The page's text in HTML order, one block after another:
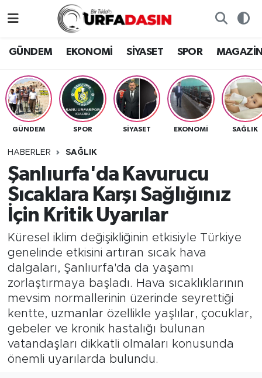
GÜNDEM EKONOMİ SİYASET SPOR
GÜNDEM SPOR SİYASET EKONOMİ SAĞLIK
HABERLER SAĞLIK
Şanlıurfa'da Kavurucu
Sıcaklara Karşı Sağlığınız
İçin Kritik Uyarılar
Küresel iklim değişikliğinin etkisiyle Türkiye
genelinde etkisini artıran sıcak hava
dalgaları, Şanlıurfa'da da yaşamı
zorlaştırmaya başladı. Hava sıcaklıklarının
mevsim normallerinin üzerinde seyrettiği
kentte, uzmanlar özellikle yaşlılar, çocuklar,
gebeler ve kronik hastalığı bulunan
vatandaşları dikkatli olmaları konusunda
önemli uyarılarda bulundu.
EKONOMİ
SİYASET
SPOR
SAĞLIK
TEKNOLOJİ
OTOMOBİL
Gizlilik ve Güvenlik Politikası
İletişim
Nöbetçi Eczaneler
Hava Durumu
Namaz Vakitleri
Trafik Durumu
Tüm Manşetler
Son Dakika Haberleri
Haber Arşivi